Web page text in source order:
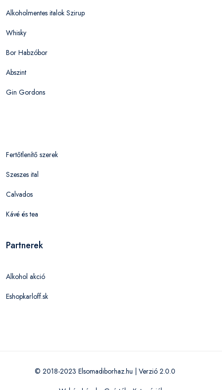
Alkoholmentes italok Szirup
Whisky
Bor Habzóbor
Abszint
Gin Gordons
Fertőtlenítő szerek
Szeszes ital
Calvados
Kávé és tea
Partnerek
Alkohol akció
Eshopkarloff.sk
© 2018-2023 Elsomadiborhaz.hu | Verzió 2.0.0